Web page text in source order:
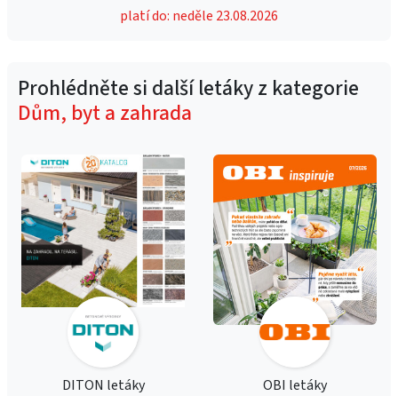
platí do: neděle 23.08.2026
Prohlédněte si další letáky z kategorie
Dům, byt a zahrada
DITON letáky OBI letáky